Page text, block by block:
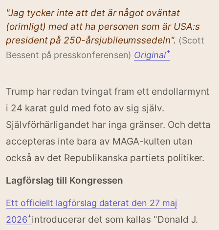
"Jag tycker inte att det är något oväntat
(orimligt) med att ha personen som är USA:s
president på 250-årsjubileumssedeln". (Scott
Bessent på presskonferensen) Originalꜜ
Trump har redan tvingat fram ett endollarmynt
i 24 karat guld med foto av sig själv.
Självförhärligandet har inga gränser. Och detta
accepteras inte bara av MAGA-kulten utan
också av det Republikanska partiets politiker.
Lagförslag till Kongressen
Ett officiellt lagförslag daterat den 27 maj
2026ꜜintroducerar det som kallas "Donald J.